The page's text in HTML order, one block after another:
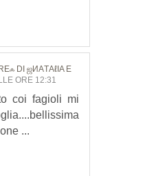
DI ஜИΑТΑℓΙΑ E
ORE 12:31
coi fagioli mi
...